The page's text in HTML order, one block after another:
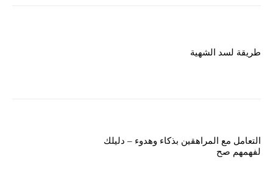
طريقة لسد الشهية
التعامل مع المراهقين بذكاء وهدوء – دليلك
لفهمهم صح